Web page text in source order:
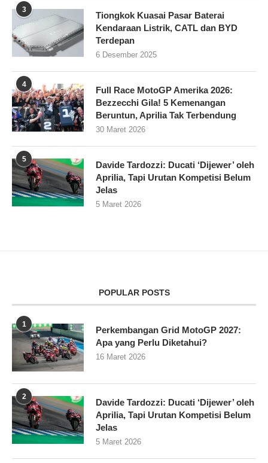
3
Tiongkok Kuasai Pasar Baterai
Kendaraan Listrik, CATL dan BYD
Terdepan
6 Desember 2025
4
Full Race MotoGP Amerika 2026:
Bezzecchi Gila! 5 Kemenangan
Beruntun, Aprilia Tak Terbendung
30 Maret 2026
5
Davide Tardozzi: Ducati ‘Dijewer’ oleh
Aprilia, Tapi Urutan Kompetisi Belum
Jelas
5 Maret 2026
POPULAR POSTS
1
Perkembangan Grid MotoGP 2027:
Apa yang Perlu Diketahui?
16 Maret 2026
2
Davide Tardozzi: Ducati ‘Dijewer’ oleh
Aprilia, Tapi Urutan Kompetisi Belum
Jelas
5 Maret 2026